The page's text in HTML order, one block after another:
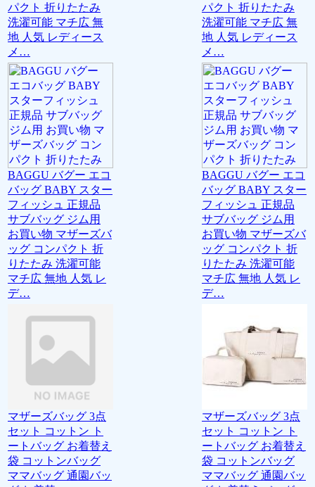
パクト 折りたたみ
洗濯可能 マチ広 無
地 人気 レディース
メ…
パクト 折りたたみ
洗濯可能 マチ広 無
地 人気 レディース
メ…
BAGGU バグー エコ
バッグ BABY スター
フィッシュ 正規品
サブバッグ ジム用
お買い物 マザーズバ
ッグ コンパクト 折
りたたみ 洗濯可能
マチ広 無地 人気 レ
デ…
BAGGU バグー エコ
バッグ BABY スター
フィッシュ 正規品
サブバッグ ジム用
お買い物 マザーズバ
ッグ コンパクト 折
りたたみ 洗濯可能
マチ広 無地 人気 レ
デ…
マザーズバッグ 3点
セット コットン ト
ートバッグ お着替え
袋 コットンバッグ
ママバッグ 通園バッ
マザーズバッグ 3点
セット コットン ト
ートバッグ お着替え
袋 コットンバッグ
ママバッグ 通園バッ